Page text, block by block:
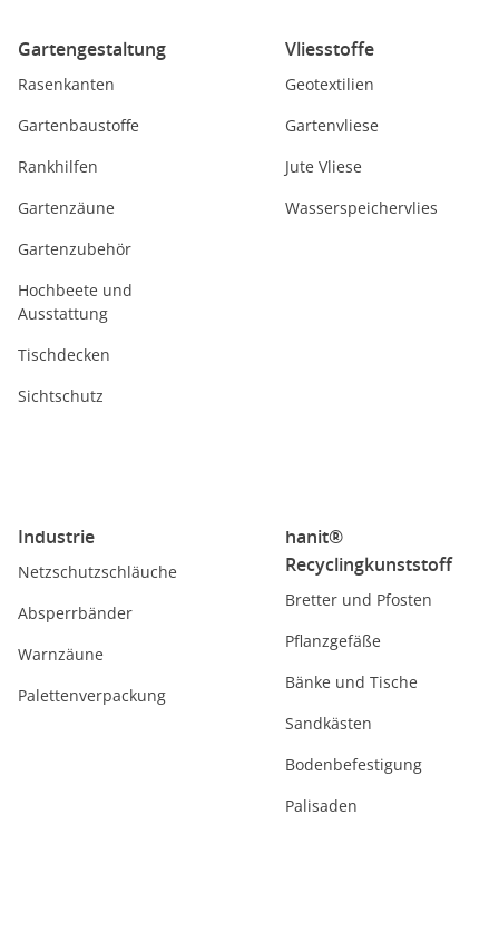
Gartengestaltung
Rasenkanten
Gartenbaustoffe
Rankhilfen
Gartenzäune
Gartenzubehör
Hochbeete und
Ausstattung
Tischdecken
Sichtschutz
Vliesstoffe
Geotextilien
Gartenvliese
Jute Vliese
Wasserspeichervlies
Industrie
Netzschutzschläuche
Absperrbänder
Warnzäune
Palettenverpackung
hanit®
Recyclingkunststoff
Bretter und Pfosten
Pflanzgefäße
Bänke und Tische
Sandkästen
Bodenbefestigung
Palisaden